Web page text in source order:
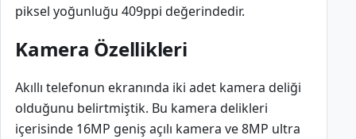
piksel yoğunluğu 409ppi değerindedir.
Kamera Özellikleri
Akıllı telefonun ekranında iki adet kamera deliği
olduğunu belirtmiştik. Bu kamera delikleri
içerisinde 16MP geniş açılı kamera ve 8MP ultra